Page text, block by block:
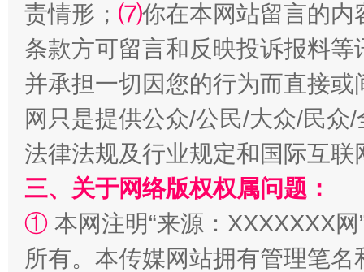
国家大学科技园优化重塑工作
责情形； ⑺你在本网站留言的内
条款方可留言和反映投诉报料
并承担一切因您的行为而直接
网只是提供公众/公民/大众/民
法律法规及行业规定和国际互
三、关于网络版权权属问题：
① 本网注明“来源：XXXXXXX
所有。本传媒网站拥有管理笔